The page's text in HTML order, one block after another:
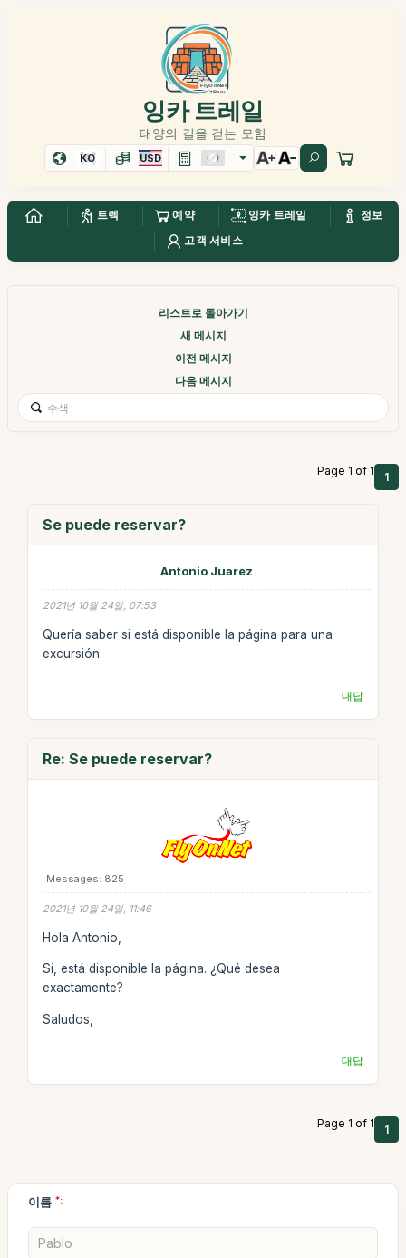
잉카 트레일
태양의 길을 걷는 모험
KO USD
트렉 예약 잉카 트레일
정보
고객 서비스
리스트로 돌아가기
새 메시지
이전 메시지
다음 메시지
Page 1 of 1 1
Se puede reservar?
Antonio Juarez
2021년 10월 24일, 07:53
Quería saber si está disponible la página para una
excursión.
대답
Re: Se puede reservar?
Messages: 825
2021년 10월 24일, 11:46
Hola Antonio,
Si, está disponible la página. ¿Qué desea
exactamente?
Saludos,
대답
Page 1 of 1 1
이름 *: